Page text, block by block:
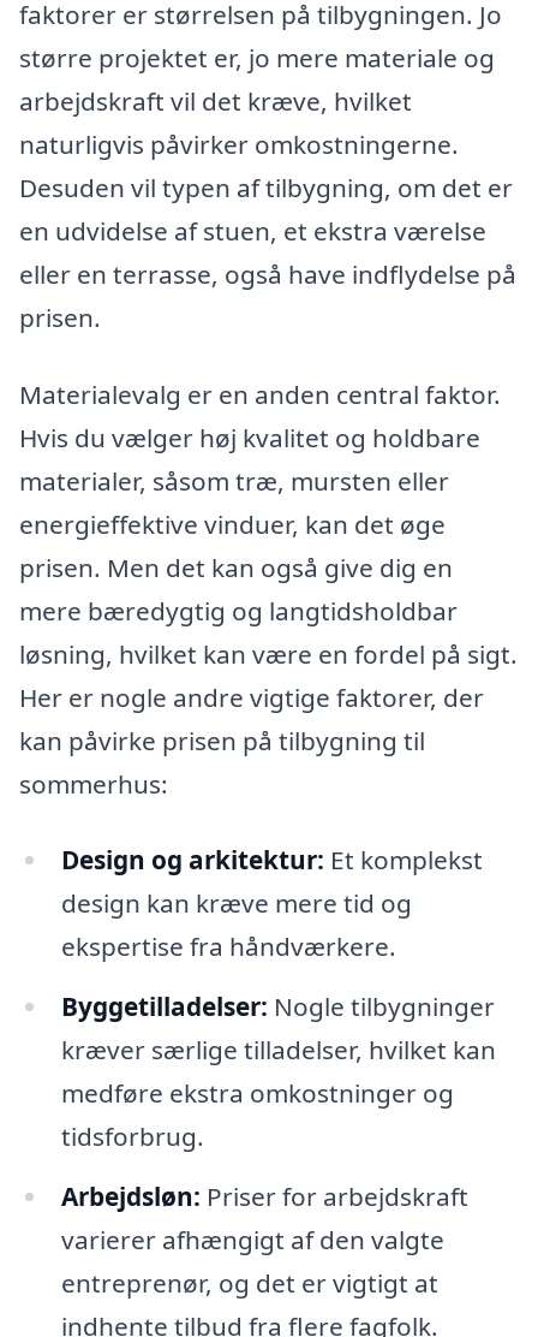
faktorer er størrelsen på tilbygningen. Jo
større projektet er, jo mere materiale og
arbejdskraft vil det kræve, hvilket
naturligvis påvirker omkostningerne.
Desuden vil typen af tilbygning, om det er
en udvidelse af stuen, et ekstra værelse
eller en terrasse, også have indflydelse på
prisen.
Materialevalg er en anden central faktor.
Hvis du vælger høj kvalitet og holdbare
materialer, såsom træ, mursten eller
energieffektive vinduer, kan det øge
prisen. Men det kan også give dig en
mere bæredygtig og langtidsholdbar
løsning, hvilket kan være en fordel på sigt.
Her er nogle andre vigtige faktorer, der
kan påvirke prisen på tilbygning til
sommerhus:
Design og arkitektur: Et komplekst
design kan kræve mere tid og
ekspertise fra håndværkere.
Byggetilladelser: Nogle tilbygninger
kræver særlige tilladelser, hvilket kan
medføre ekstra omkostninger og
tidsforbrug.
Arbejdsløn: Priser for arbejdskraft
varierer afhængigt af den valgte
entreprenør, og det er vigtigt at
indhente tilbud fra flere fagfolk.